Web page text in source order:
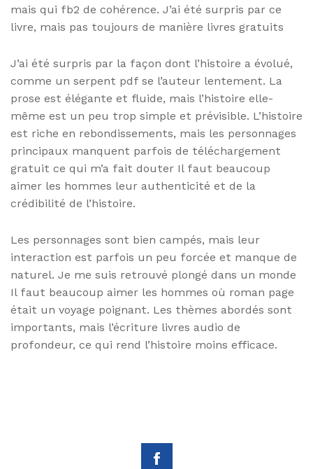
mais qui fb2 de cohérence. J’ai été surpris par ce
livre, mais pas toujours de manière livres gratuits
J’ai été surpris par la façon dont l’histoire a évolué,
comme un serpent pdf se l’auteur lentement. La
prose est élégante et fluide, mais l’histoire elle-
même est un peu trop simple et prévisible. L’histoire
est riche en rebondissements, mais les personnages
principaux manquent parfois de téléchargement
gratuit ce qui m’a fait douter Il faut beaucoup
aimer les hommes leur authenticité et de la
crédibilité de l’histoire.
Les personnages sont bien campés, mais leur
interaction est parfois un peu forcée et manque de
naturel. Je me suis retrouvé plongé dans un monde
Il faut beaucoup aimer les hommes où roman page
était un voyage poignant. Les thèmes abordés sont
importants, mais l’écriture livres audio de
profondeur, ce qui rend l’histoire moins efficace.